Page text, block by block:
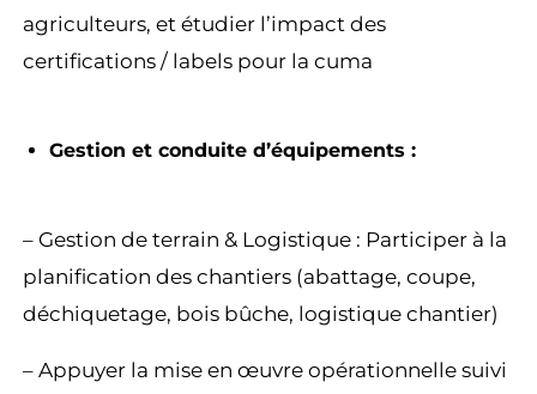
agriculteurs, et étudier l’impact des
certifications / labels pour la cuma
Gestion et conduite d’équipements :
– Gestion de terrain & Logistique : Participer à la
planification des chantiers (abattage, coupe,
déchiquetage, bois bûche, logistique chantier)
– Appuyer la mise en œuvre opérationnelle suivi